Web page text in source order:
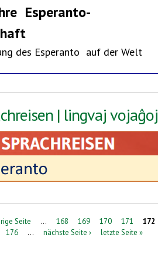
Esperanto-
des Esperanto auf der Welt
Esperanto-Bundes
| lingvaj vojaĝoj
Seite … 168 169 170 171
172
176 … nächste Seite › letzte Seite »